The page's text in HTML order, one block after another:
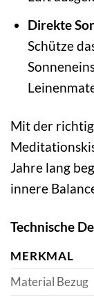
Direkte
Schütze
Mit der
Jahre lang
innere
Technische
MERKMAL
Material Bezug